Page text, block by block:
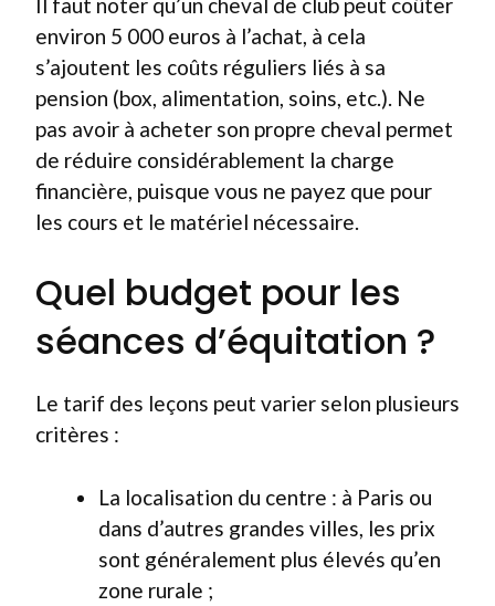
environ 5 000 euros à l’achat, à cela
s’ajoutent les coûts réguliers liés à sa
pension (box, alimentation, soins, etc.). Ne
pas avoir à acheter son propre cheval permet
de réduire considérablement la charge
financière, puisque vous ne payez que pour
les cours et le matériel nécessaire.
Quel budget pour les
séances d’équitation ?
Le tarif des leçons peut varier selon plusieurs
critères :
La localisation du centre : à Paris ou
dans d’autres grandes villes, les prix
sont généralement plus élevés qu’en
zone rurale ;